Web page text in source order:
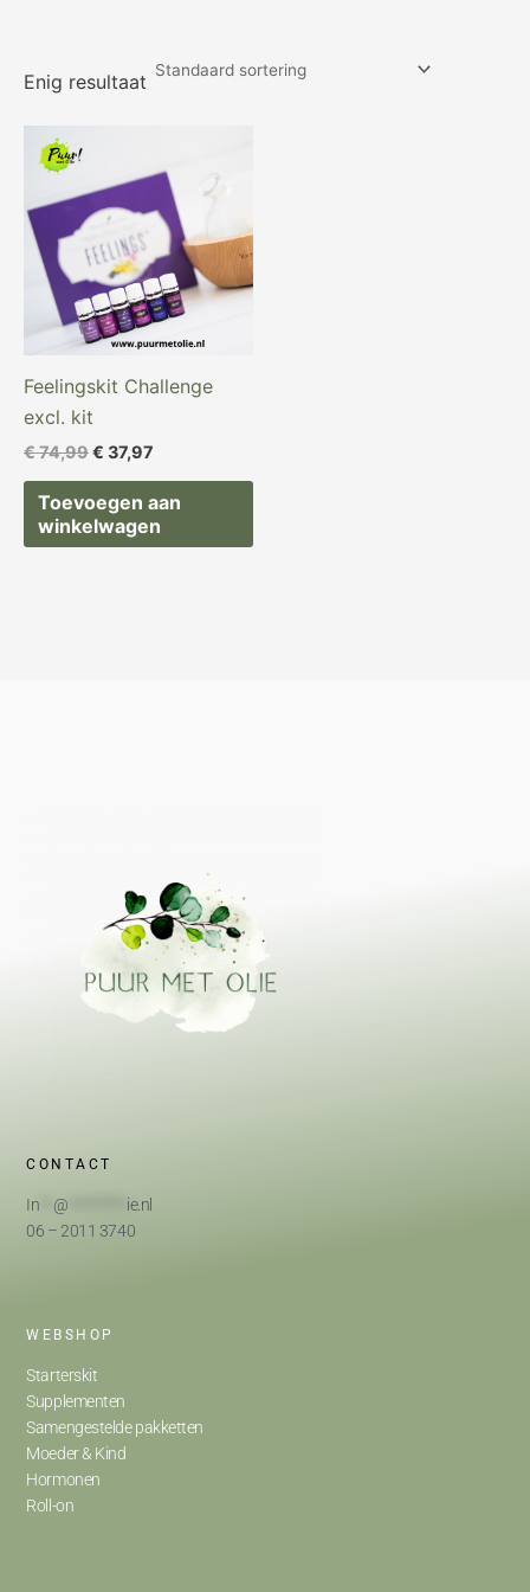
Enig resultaat
Feelingskit Challenge
excl. kit
€74,99
was:
€ 74,99.
€ 37,97
is:
€ 37,97.
Toevoegen aan
winkelwagen
CONTACT
In @
ie.nl
06 – 2011 3740
WEBSHOP
Starterskit
Supplementen
Samengestelde pakketten
Moeder & Kind
Hormonen
Roll-on